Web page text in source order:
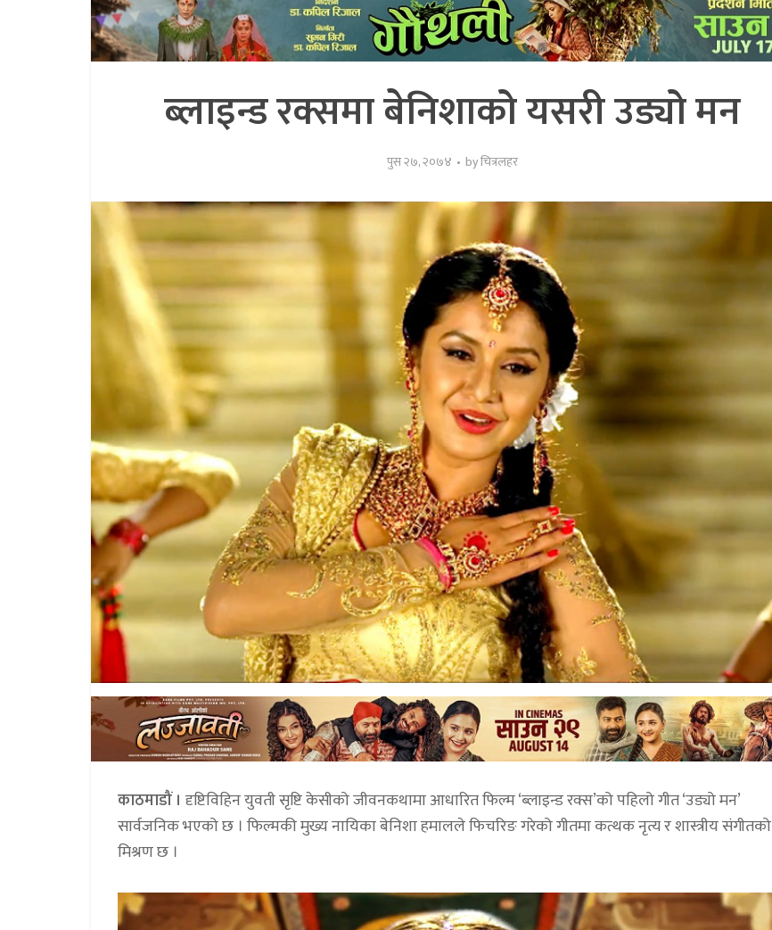
ब्लाइन्ड रक्समा बेनिशाको यसरी उड्यो मन
पुस २७, २०७४ byचित्रलहर
काठमाडौं । दृष्टिविहिन युवती सृष्टि केसीको जीवनकथामा आधारित फिल्म ‘ब्लाइन्ड रक्स’को पहिलो गीत ‘उड्यो मन’
सार्वजनिक भएको छ । फिल्मकी मुख्य नायिका बेनिशा हमालले फिचरिङ गरेको गीतमा कत्थक नृत्य र शास्त्रीय संगीतको
मिश्रण छ ।